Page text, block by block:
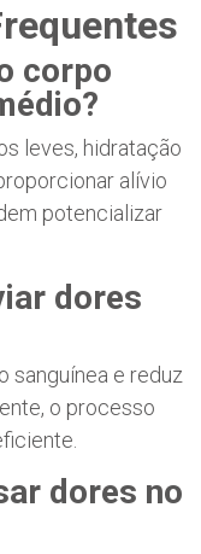
corpo
leves, hidratação
alívio
potencializar
dores
sanguínea e reduz
o processo
dores no